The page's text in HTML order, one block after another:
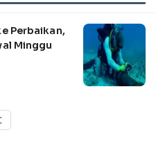
Perbaikan,
Minggu